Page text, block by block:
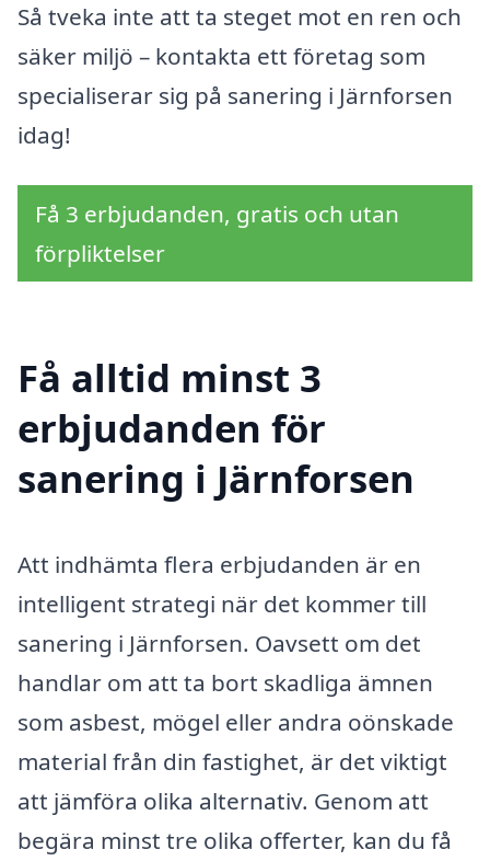
Så tveka inte att ta steget mot en ren och
säker miljö – kontakta ett företag som
specialiserar sig på sanering i Järnforsen
idag!
Få 3 erbjudanden, gratis och utan
förpliktelser
Få alltid minst 3
erbjudanden för
sanering i Järnforsen
Att indhämta flera erbjudanden är en
intelligent strategi när det kommer till
sanering i Järnforsen. Oavsett om det
handlar om att ta bort skadliga ämnen
som asbest, mögel eller andra oönskade
material från din fastighet, är det viktigt
att jämföra olika alternativ. Genom att
begära minst tre olika offerter, kan du få